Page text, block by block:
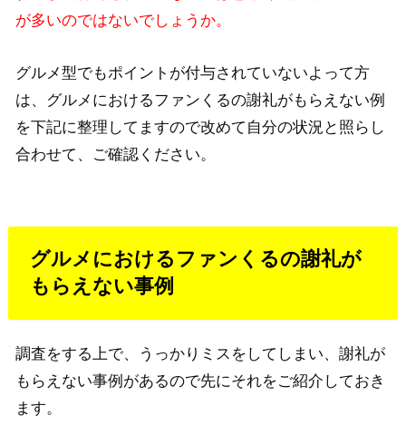
が多いのではないでしょうか。
グルメ型でもポイントが付与されていないよって方
は、グルメにおけるファンくるの謝礼がもらえない例
を下記に整理してますので改めて自分の状況と照らし
合わせて、ご確認ください。
グルメにおけるファンくるの謝礼が
もらえない事例
調査をする上で、うっかりミスをしてしまい、謝礼が
もらえない事例があるので先にそれをご紹介しておき
ます。